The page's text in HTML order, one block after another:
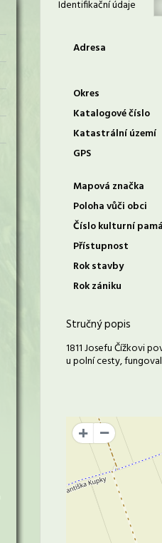
Identifikační údaje
Adresa
Okres
Katalogové číslo
Katastrální území
GPS
Mapová značka
Poloha vůči obci
Číslo kulturní
Přístupnost
Rok stavby
Rok zániku
Stručný popis
1811 Josefu Čížkovi
u polní cesty,
+